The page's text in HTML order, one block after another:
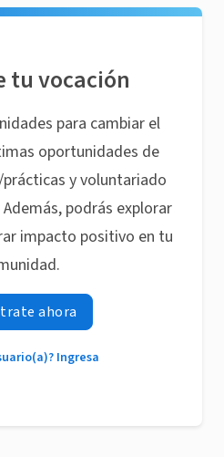
tu vocación
para cambiar el
oportunidades de
y voluntariado
podrás explorar
impacto positivo en tu
ahora
Ingresa